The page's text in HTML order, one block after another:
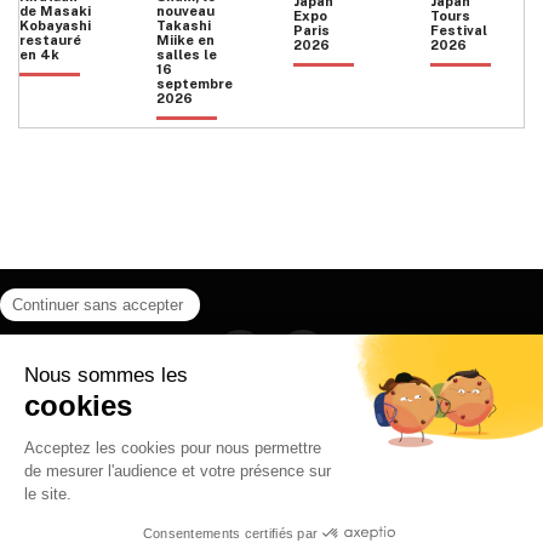
de Masaki
Kobayashi
restauré
en 4k
nouveau
Takashi
Miike en
salles le
16
septembre
2026
Expo
Paris
2026
Tours
Festival
2026
Instagram
CONTACT
POLITIQUE DE CONFIDENTIALITÉ
© 2026 Ilyfunet communication